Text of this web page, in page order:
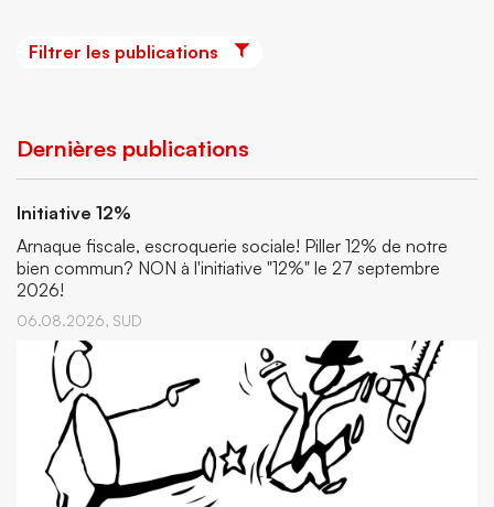
Filtrer les publications
Dernières publications
Initiative 12%
Arnaque fiscale, escroquerie sociale! Piller 12% de notre
bien commun? NON à l'initiative "12%" le 27 septembre
2026!
06.08.2026, SUD